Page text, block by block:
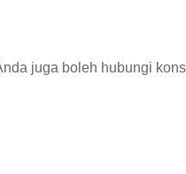
juga boleh hubungi